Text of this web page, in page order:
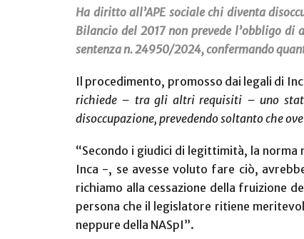
Ha diritto all’APE sociale chi diventa
Bilancio del 2017 non prevede l’obbligo di
sentenza n. 24950/2024, confermando
Il procedimento, promosso dai legali di
richiede – tra gli altri requisiti – uno
disoccupazione, prevedendo soltanto che
“Secondo i giudici di legittimità, la norma
Inca -, se avesse voluto fare ciò,
richiamo alla cessazione della fruizione
persona che il legislatore ritiene
neppure della NASpI”.